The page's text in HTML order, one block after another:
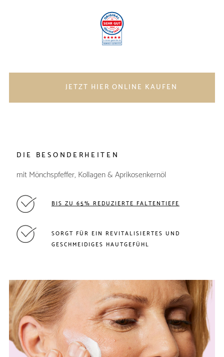
JETZT HIER ONLINE KAUFEN
DIE BESONDERHEITEN
mit Mönchspfeffer, Kollagen & Aprikosenkernöl
BIS ZU 65% REDUZIERTE FALTENTIEFE
SORGT FÜR EIN REVITALISIERTES UND
GESCHMEIDIGES HAUTGEFÜHL